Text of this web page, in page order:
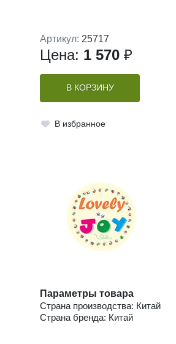
Артикул: 25717
Цена: 1 570 ₽
В КОРЗИНУ
В избранное
Параметры товара
Страна производства: Китай
Страна бренда: Китай